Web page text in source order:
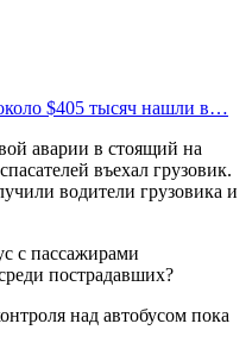
$405 тысяч нашли в…
аварии в стоящий на
въехал грузовик.
водители грузовика и
над автобусом пока